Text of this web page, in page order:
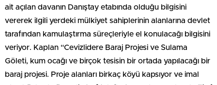
ait açılan davanın Danıştay etabında olduğu bilgisini
vererek ilgili yerdeki mülkiyet sahiplerinin alanlarına devlet
tarafından kamulaştırma süreçleriyle el konulacağı bilgisini
veriyor. Kaplan “Cevizlidere Baraj Projesi ve Sulama
Göleti, kum ocağı ve birçok tesisin bir ortada yapılacağı bir
baraj projesi. Proje alanları birkaç köyü kapsıyor ve imal